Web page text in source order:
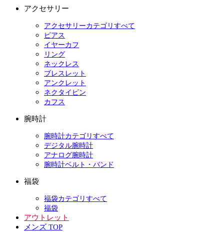
アクセサリー
アクセサリーカテゴリすべて
ピアス
イヤーカフ
リング
ネックレス
ブレスレット
アンクレット
ネクタイピン
カフス
腕時計
腕時計カテゴリすべて
デジタル腕時計
アナログ腕時計
腕時計ベルト・バンド
福袋
福袋カテゴリすべて
福袋
アウトレット
メンズ TOP